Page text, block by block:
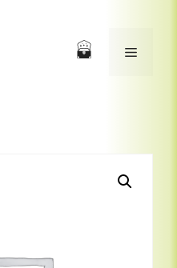
Menü